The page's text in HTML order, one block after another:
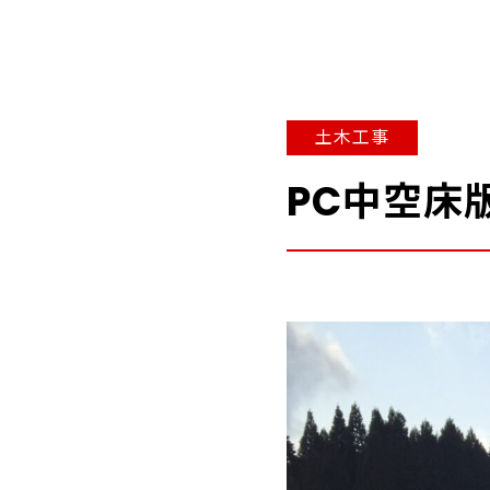
土木工事
PC中空床